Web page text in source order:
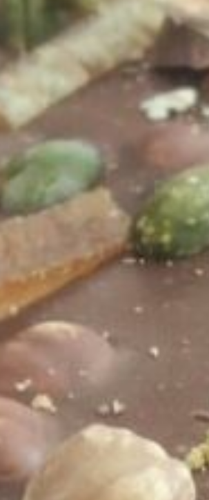
Pâte d’amande
27 janvier 2022